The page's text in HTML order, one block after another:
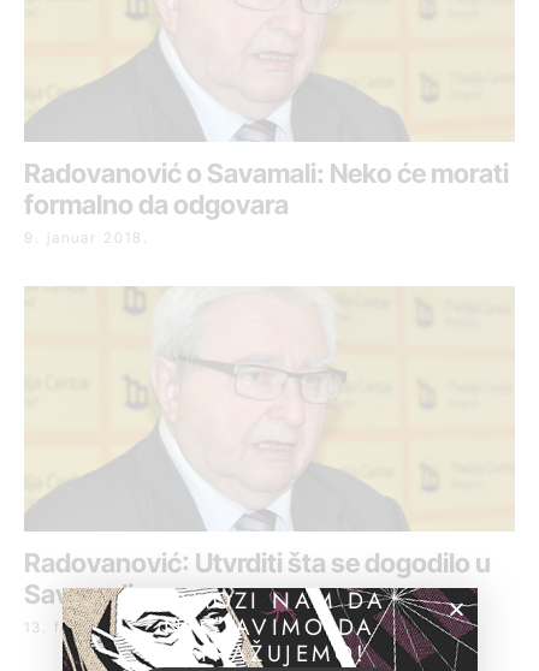
Radovanović o Savamali: Neko će morati
formalno da odgovara
9. januar 2018.
Radovanović: Utvrditi šta se dogodilo u
Savamali
13. februar 2017.
POMOZI NAM DA
NASTAVIMO DA
ISTRAŽUJEMO!